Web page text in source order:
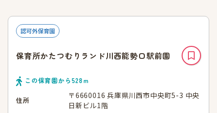
認可外保育園
保育所かたつむりランド川西能勢口駅前園
この保育園から528ｍ
住所
〒6660016 兵庫県川西市中央町5-3 中央
日新ビル1階